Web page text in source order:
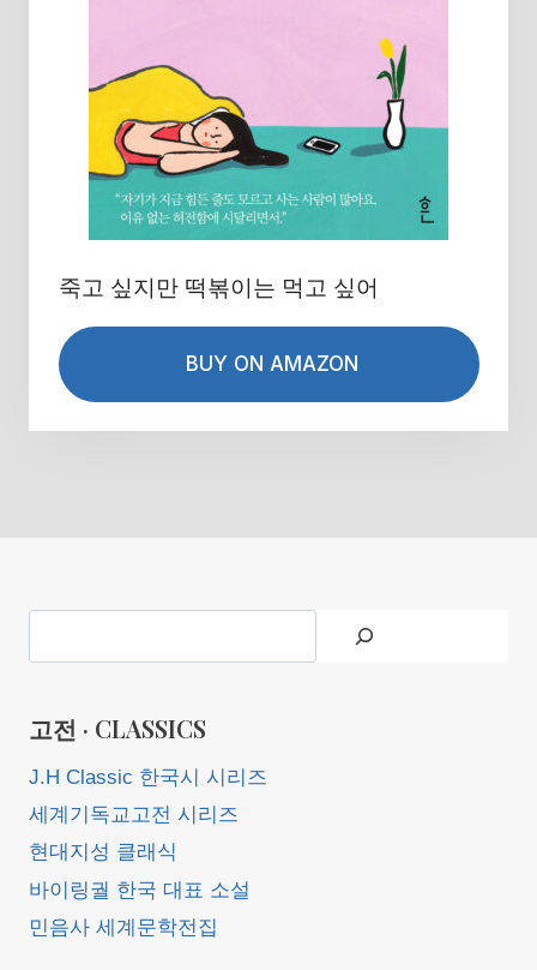
죽고 싶지만 떡볶이는 먹고 싶어
BUY ON AMAZON
고전 · CLASSICS
J.H Classic 한국시 시리즈
세계기독교고전 시리즈
현대지성 클래식
바이링궐 한국 대표 소설
민음사 세계문학전집